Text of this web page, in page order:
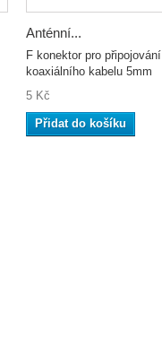
Anténní...
F konektor pro připojování
koaxiálního kabelu 5mm
5 Kč
Přidat do košíku